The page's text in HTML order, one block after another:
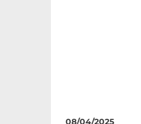
08/04/2025